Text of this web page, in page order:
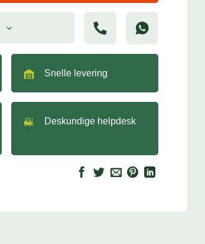
Snelle levering
Deskundige helpdesk